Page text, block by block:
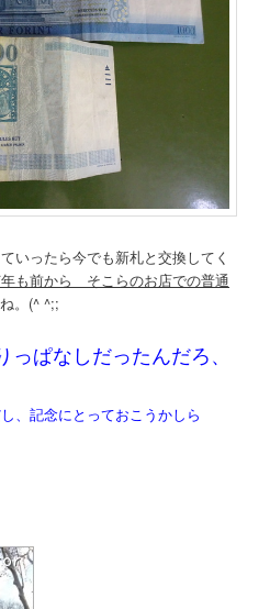
いったら今でも新札と交換してく
年も前から そこらのお店での普通
。(^ ^;;
ぱなしだったんだろ、
、記念にとっておこうかしら